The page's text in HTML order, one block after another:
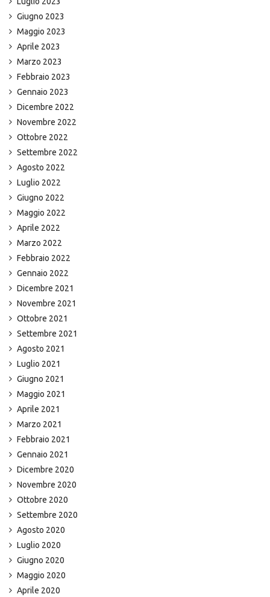
Giugno 2023
Maggio 2023
Aprile 2023
Marzo 2023
Febbraio 2023
Gennaio 2023
Dicembre 2022
Novembre 2022
Ottobre 2022
Settembre 2022
Agosto 2022
Luglio 2022
Giugno 2022
Maggio 2022
Aprile 2022
Marzo 2022
Febbraio 2022
Gennaio 2022
Dicembre 2021
Novembre 2021
Ottobre 2021
Settembre 2021
Agosto 2021
Luglio 2021
Giugno 2021
Maggio 2021
Aprile 2021
Marzo 2021
Febbraio 2021
Gennaio 2021
Dicembre 2020
Novembre 2020
Ottobre 2020
Settembre 2020
Agosto 2020
Luglio 2020
Giugno 2020
Maggio 2020
Aprile 2020